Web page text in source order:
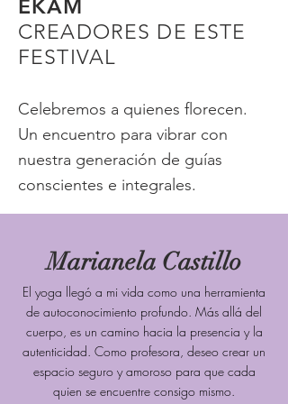
🌌 De la Tierra al Éter (Clase -
Multinivel)
Una práctica vinyasa que atraviesa los
cinco elementos en el cuerpo: tierra,
agua, fuego, aire y éter. En cada
secuencia, despertamos cualidades
específicas —estabilidad, fluidez,
energía, liviandad y expansión— para
denso hacia lo sutil. Una clase para
habitar todos nuestros planos y
reconocernos como naturaleza en
🔊 Abrir el corazón, encontrar la voz
(Clase - Multinivel)
EKAM
CREADORES DE ESTE
FESTIVAL
Celebremos a quienes florecen.
Un encuentro para vibrar con
nuestra generación de guías
conscientes e integrales.
Marianela Castillo
El yoga llegó a mi vida como una herramienta
de autoconocimiento profundo. Más allá del
cuerpo, es un camino hacia la presencia y la
autenticidad. Como profesora, deseo crear un
espacio seguro y amoroso para que cada
quien se encuentre consigo mismo.